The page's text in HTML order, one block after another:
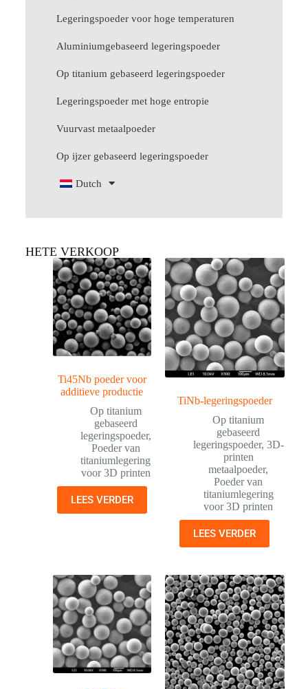
Legeringspoeder voor hoge temperaturen
Aluminiumgebaseerd legeringspoeder
Op titanium gebaseerd legeringspoeder
Legeringspoeder met hoge entropie
Vuurvast metaalpoeder
Op ijzer gebaseerd legeringspoeder
Dutch
HETE VERKOOP
Ti45Nb poeder voor
additieve productie
Op titanium
gebaseerd
legeringspoeder,
Poeder van
titaniumlegering
voor 3D printen
LEES VERDER
TiNb-legeringspoeder
Op titanium
gebaseerd
legeringspoeder, 3D-
printen
metaalpoeder,
Poeder van
titaniumlegering
voor 3D printen
LEES VERDER